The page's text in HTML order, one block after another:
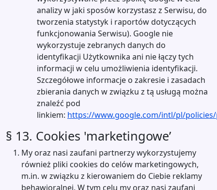
analizy w jaki sposów korzystasz z Serwisu, do
tworzenia statystyk i raportów dotyczących
funkcjonowania Serwisu). Google nie
wykorzystuje zebranych danych do
identyfikacji Użytkownika ani nie łączy tych
informacji w celu umożliwienia identyfikacji.
Szczegółowe informacje o zakresie i zasadach
zbierania danych w związku z tą usługą można
znaleźć pod
linkiem: https://www.google.com/intl/pl/
§ 13. Cookies 'marketingowe’
My oraz nasi zaufani partnerzy wykorzystujemy
również pliki cookies do celów marketingowych,
m.in. w związku z kierowaniem do Ciebie reklamy
behawioralnej. W tym celu my oraz nasi zaufani